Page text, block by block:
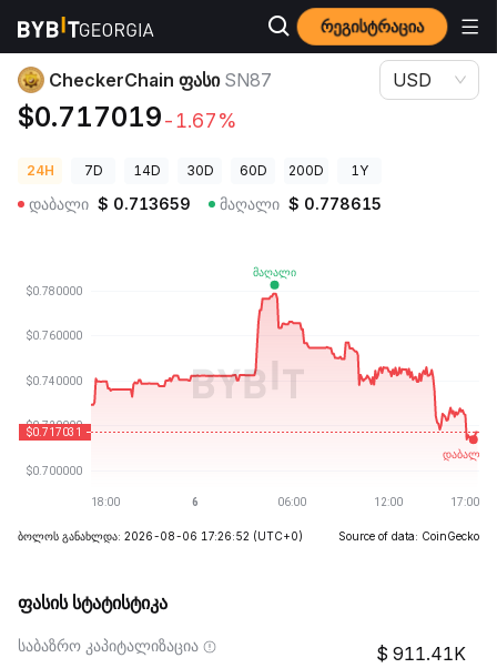
რეგისტრაცია
კრიპტოვალუტის ფასები CheckerChain ფასი SN87
CheckerChain ფასი SN87
$0.717019-1.67%
USD
24H 7D 14D 30D 60D 200D 1Y
დაბალი $ 0.713659 მაღალი $ 0.778615
ბოლოს განახლდა: 2026-08-06 17:26:52 (UTC+0) Source of data: CoinGecko
ფასის სტატისტიკა
საბაზრო კაპიტალიზაცია 911.41K